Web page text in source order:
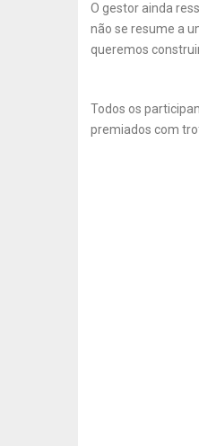
O gestor ainda
não se resume a
queremos
Todos os
premiados com